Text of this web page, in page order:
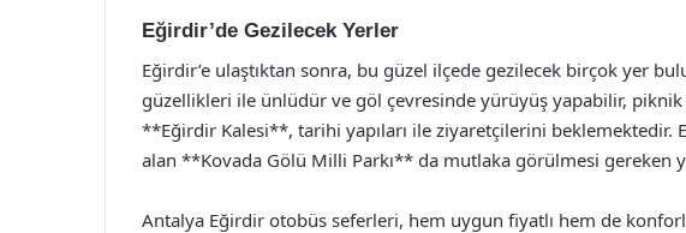
Eğirdir’de Gezilecek Yerler
Eğirdir’e ulaştıktan sonra, bu güzel ilçede gezilecek birçok yer
güzellikleri ile ünlüdür ve göl çevresinde yürüyüş yapabilir, piknik
**Eğirdir Kalesi**, tarihi yapıları ile ziyaretçilerini beklemektedir.
alan **Kovada Gölü Milli Parkı** da mutlaka görülmesi gereken
Antalya Eğirdir otobüs seferleri, hem uygun fiyatlı hem de